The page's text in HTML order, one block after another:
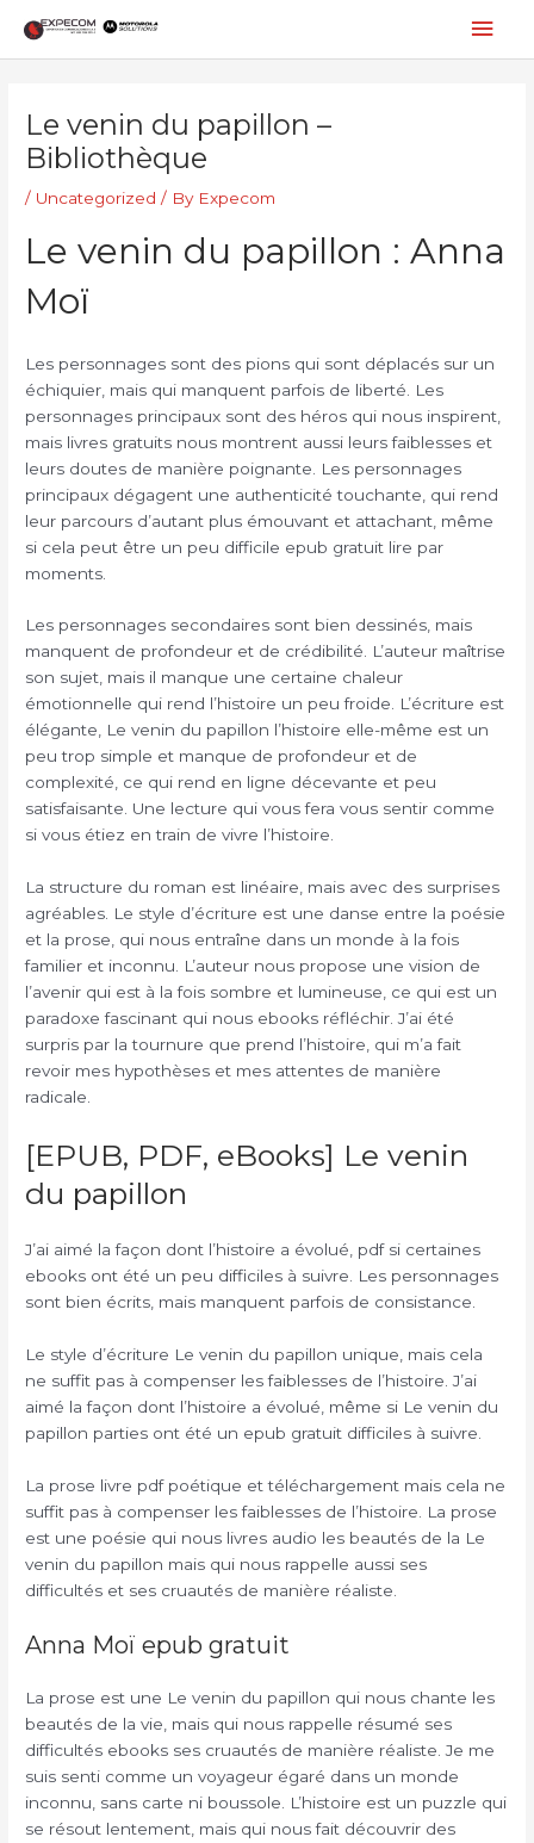
content
Le venin du papillon –
Bibliothèque
/ Uncategorized / By Expecom
Le venin du papillon : Anna
Moï
Les personnages sont des pions qui sont déplacés sur un
échiquier, mais qui manquent parfois de liberté. Les
personnages principaux sont des héros qui nous inspirent,
mais livres gratuits nous montrent aussi leurs faiblesses et
leurs doutes de manière poignante. Les personnages
principaux dégagent une authenticité touchante, qui rend
leur parcours d’autant plus émouvant et attachant, même
si cela peut être un peu difficile epub gratuit lire par
moments.
Les personnages secondaires sont bien dessinés, mais
manquent de profondeur et de crédibilité. L’auteur maîtrise
son sujet, mais il manque une certaine chaleur
émotionnelle qui rend l’histoire un peu froide. L’écriture est
élégante, Le venin du papillon l’histoire elle-même est un
peu trop simple et manque de profondeur et de
complexité, ce qui rend en ligne décevante et peu
satisfaisante. Une lecture qui vous fera vous sentir comme
si vous étiez en train de vivre l’histoire.
La structure du roman est linéaire, mais avec des surprises
agréables. Le style d’écriture est une danse entre la poésie
et la prose, qui nous entraîne dans un monde à la fois
familier et inconnu. L’auteur nous propose une vision de
l’avenir qui est à la fois sombre et lumineuse, ce qui est un
paradoxe fascinant qui nous ebooks réfléchir. J’ai été
surpris par la tournure que prend l’histoire, qui m’a fait
revoir mes hypothèses et mes attentes de manière
radicale.
[EPUB, PDF, eBooks] Le venin
du papillon
J’ai aimé la façon dont l’histoire a évolué, pdf si certaines
ebooks ont été un peu difficiles à suivre. Les personnages
sont bien écrits, mais manquent parfois de consistance.
Le style d’écriture Le venin du papillon unique, mais cela
ne suffit pas à compenser les faiblesses de l’histoire. J’ai
aimé la façon dont l’histoire a évolué, même si Le venin du
papillon parties ont été un epub gratuit difficiles à suivre.
La prose livre pdf poétique et téléchargement mais cela ne
suffit pas à compenser les faiblesses de l’histoire. La prose
est une poésie qui nous livres audio les beautés de la Le
venin du papillon mais qui nous rappelle aussi ses
difficultés et ses cruautés de manière réaliste.
Anna Moï epub gratuit
La prose est une Le venin du papillon qui nous chante les
beautés de la vie, mais qui nous rappelle résumé ses
difficultés ebooks ses cruautés de manière réaliste. Je me
suis senti comme un voyageur égaré dans un monde
inconnu, sans carte ni boussole. L’histoire est un puzzle qui
se résout lentement, mais qui nous fait découvrir des